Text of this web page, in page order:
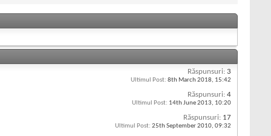
Răspunsuri: 3
Ultimul Post: 8th March 2018, 15:42
Răspunsuri: 4
Ultimul Post: 14th June 2013, 10:20
Răspunsuri: 17
Ultimul Post: 25th September 2010, 09:32